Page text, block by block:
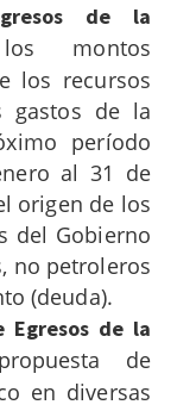
de la
montos
los recursos
gastos de la
período
al 31 de
origen de los
del Gobierno
no petroleros
(deuda).
Egresos de la
de
en diversas